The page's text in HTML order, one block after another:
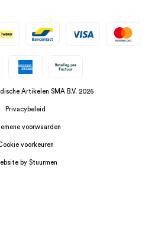
Artikelen SMA B.V. 2026
Privacybeleid
voorwaarden
voorkeuren
by Stuurmen